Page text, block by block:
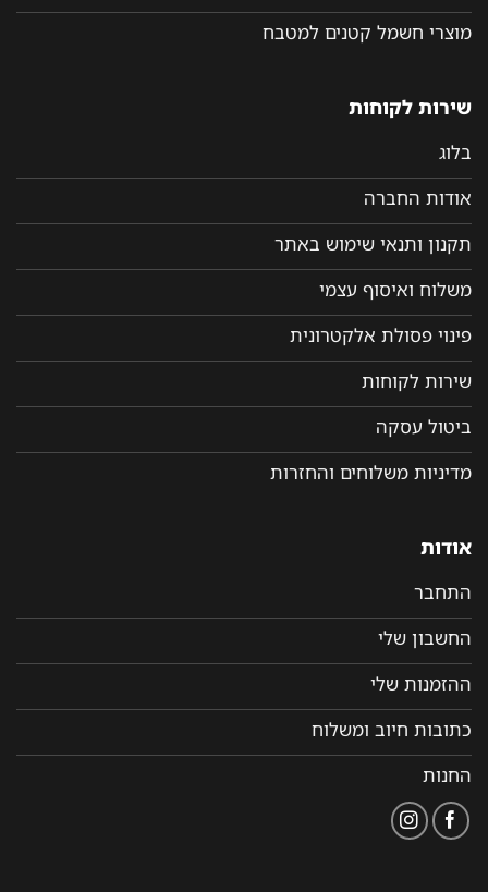
מוצרי חשמל קטנים למטבח
שירות לקוחות
בלוג
אודות החברה
תקנון ותנאי שימוש באתר
משלוח ואיסוף עצמי
פינוי פסולת אלקטרונית
שירות לקוחות
ביטול עסקה
מדיניות משלוחים והחזרות
אודות
התחבר
החשבון שלי
ההזמנות שלי
כתובות חיוב ומשלוח
החנות